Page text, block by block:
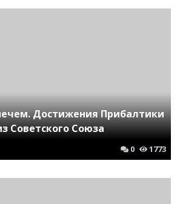
Достижения Прибалтики
Советского Союза
0 1773